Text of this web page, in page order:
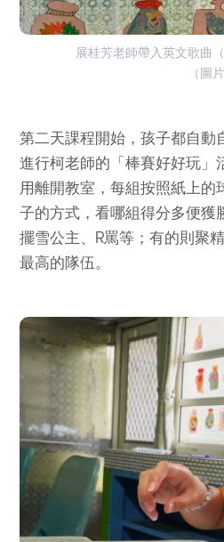
展桂芳老師帶入英文歌曲
（圖
第二天課程開始，孩子都自動
進行柯老師的「棒賽好好玩」
用離開教室，每組按照紙上的
子的方式，看哪組得分多便獲
擺雪公主、R罵等；有的則聚
最高的隊伍。